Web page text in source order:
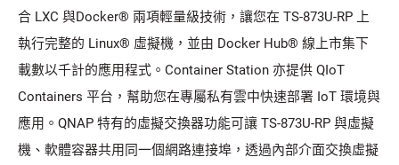
合 LXC 與Docker® 兩項輕量級技術，讓您在 TS-873U-RP 上
執行完整的 Linux® 虛擬機，並由 Docker Hub® 線上市集下
載數以千計的應用程式。Container Station 亦提供 QIoT
Containers 平台，幫助您在專屬私有雲中快速部署 IoT 環境與
應用。QNAP 特有的虛擬交換器功能可讓 TS-873U-RP 與虛擬
機、軟體容器共用同一個網路連接埠，透過內部介面交換虛擬